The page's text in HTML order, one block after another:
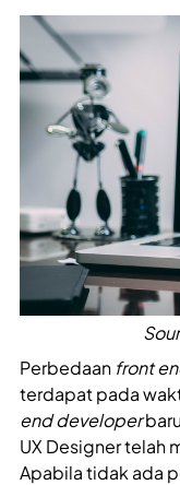
Perbedaan front
terdapat pada
end developer
UX Designer telah
Apabila tidak ada